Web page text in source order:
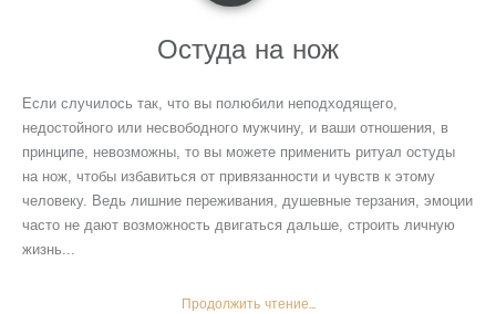
Остуда на нож
Если случилось так, что вы полюбили неподходящего,
недостойного или несвободного мужчину, и ваши отношения, в
принципе, невозможны, то вы можете применить ритуал остуды
на нож, чтобы избавиться от привязанности и чувств к этому
человеку. Ведь лишние переживания, душевные терзания, эмоции
часто не дают возможность двигаться дальше, строить личную
жизнь...
Продолжить чтение...